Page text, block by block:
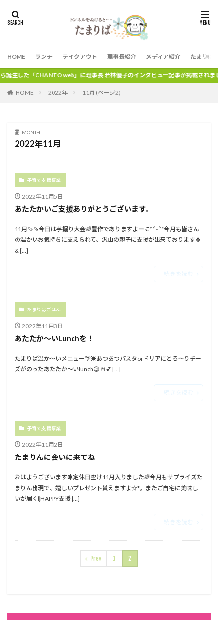
HOME ランチ テイクアウト 理事長紹介 メディア紹介 たまりば
た「CHANTO web」に理事長 若林優子のインタビュー記事が掲載されました
HOME 2022年 11月 (ページ2)
MONTH
2022年11月
子育て支援事業
2022年11月5日
あたたかいご支援ありがとうございます。
11月🍠🍠今日は芋掘り大会🌈豊作でありますよーに*ˊᵕˋ*今月も皆さん
の温かいお気持ちに支えられて、沢山の親子に支援が出来ております🍀
& […]
たまりばごはん
2022年11月3日
あたたか～いLunchを！
たまりば温か～いメニュー🌴☀⁡⁡あつあつパスタorドリアに⁡⁡とろ～りチー
ズがのった⁡⁡あたたか～いlunch😋🍴💕⁡⁡⁡ […]
子育て支援事業
2022年11月2日
たまりんに会いに来てね
おはようございます☀⁡⁡定休日空け11月入りました🌈⁡⁡⁡⁡今月もサプライズた
まりん出現で、嬉しいプレゼント貰えますよ☆*。⁡⁡またご自宅に美味し
いが届く⟬HAPPY支援 […]
Prev 1 2